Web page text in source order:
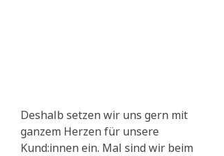
Deshalb setzen wir uns gern mit
ganzem Herzen für unsere
Kund:innen ein. Mal sind wir beim